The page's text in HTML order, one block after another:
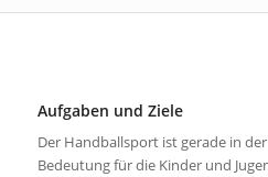
Aufgaben und Ziele
Der Handballsport ist gerade in
Bedeutung für die Kinder und